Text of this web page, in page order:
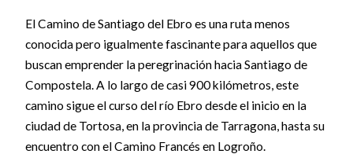
El Camino de Santiago del Ebro es una ruta menos
conocida pero igualmente fascinante para aquellos que
buscan emprender la peregrinación hacia Santiago de
Compostela. A lo largo de casi 900 kilómetros, este
camino sigue el curso del río Ebro desde el inicio en la
ciudad de Tortosa, en la provincia de Tarragona, hasta su
encuentro con el Camino Francés en Logroño.